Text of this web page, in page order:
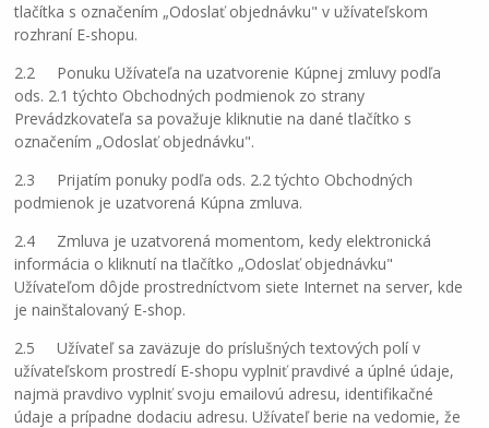
tlačítka s označením „Odoslať objednávku" v užívateľskom
rozhraní E-shopu.
2.2 Ponuku Užívateľa na uzatvorenie Kúpnej zmluvy podľa
ods. 2.1 týchto Obchodných podmienok zo strany
Prevádzkovateľa sa považuje kliknutie na dané tlačítko s
označením „Odoslať objednávku".
2.3 Prijatím ponuky podľa ods. 2.2 týchto Obchodných
podmienok je uzatvorená Kúpna zmluva.
2.4 Zmluva je uzatvorená momentom, kedy elektronická
informácia o kliknutí na tlačítko „Odoslať objednávku"
Užívateľom dôjde prostredníctvom siete Internet na server, kde
je nainštalovaný E-shop.
2.5 Užívateľ sa zaväzuje do príslušných textových polí v
užívateľskom prostredí E-shopu vyplniť pravdivé a úplné údaje,
najmä pravdivo vyplniť svoju emailovú adresu, identifikačné
údaje a prípadne dodaciu adresu. Užívateľ berie na vedomie, že